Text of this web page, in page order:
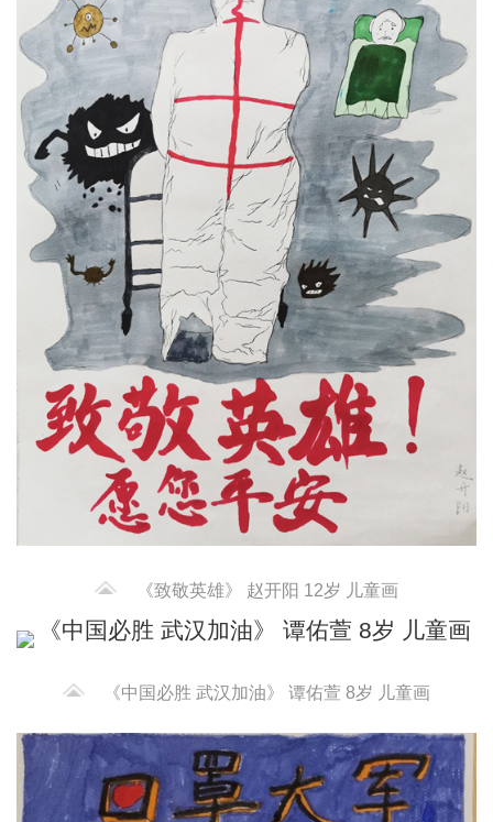
《致敬英雄》 赵开阳 12岁 儿童画
《中国必胜 武汉加油》 谭佑萱 8岁 儿童画